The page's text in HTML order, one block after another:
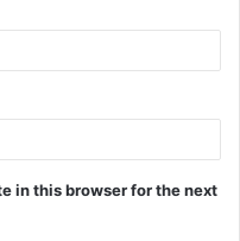
in this browser for the next